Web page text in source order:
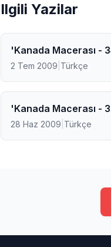
Ilgili Yazilar
'Kanada Macerası -
2 Tem 2009 Türkçe
'Kanada Macerası -
28 Haz 2009 Türkçe